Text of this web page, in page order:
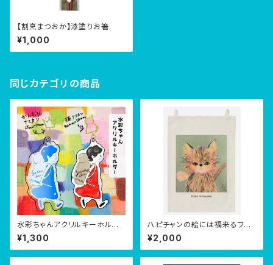
【割烹まつおか】漆塗りお箸
¥1,000
同じカテゴリの商品
水彩ちゃんアクリルキーホルダ
ー
¥1,300
ハピチャンの絵には福来るファ
ブリックポスター(生サイン付き)
¥2,000